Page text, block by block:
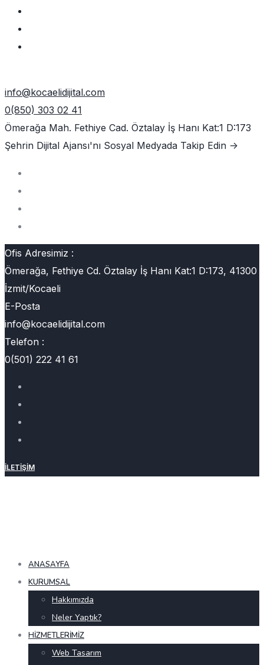
info@kocaelidijital.com
0(850) 303 02 41
Ömerağa Mah. Fethiye Cad. Öztalay İş Hanı Kat:1 D:173
Şehrin Dijital Ajansı'nı Sosyal Medyada Takip Edin ->
Ofis Adresimiz :
Ömerağa, Fethiye Cd. Öztalay İş Hanı Kat:1 D:173, 41300
İzmit/Kocaeli
E-Posta
info@kocaelidijital.com
Telefon :
0(501) 222 41 61
İLETIŞIM
ANASAYFA
KURUMSAL
Hakkımızda
Neler Yaptık?
HIZMETLERIMIZ
Web Tasarım